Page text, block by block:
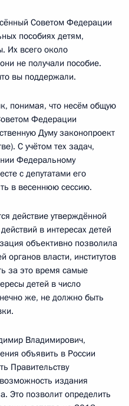
Советом Федерации
пособиях детям,
Их всего около
не получали пособие.
вы поддержали.
понимая, что несём общую
Федерации
Думу законопроект
С учётом тех задач,
Федеральному
с депутатами его
в весеннюю сессию.
действие утверждённой
в интересах детей
объективно позволила
органов власти, институтов
за это время самые
детей в число
же, не должно быть
Владимирович,
объявить в России
Правительству
издания
Это позволит определить